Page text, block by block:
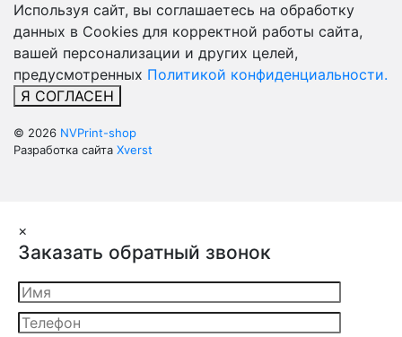
Используя сайт, вы соглашаетесь на обработку
данных в Cookies для корректной работы сайта,
вашей персонализации и других целей,
предусмотренных Политикой конфиденциальности.
Я СОГЛАСЕН
© 2026 NVPrint-shop
Разработка сайта Xverst
×
Заказать обратный звонок